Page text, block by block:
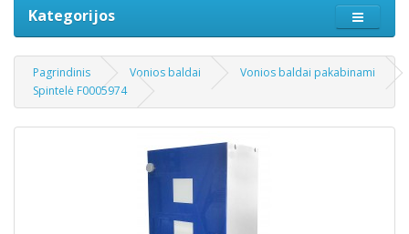
Kategorijos
Pagrindinis Vonios baldai
Vonios baldai pakabinami
Spintelė F0005974